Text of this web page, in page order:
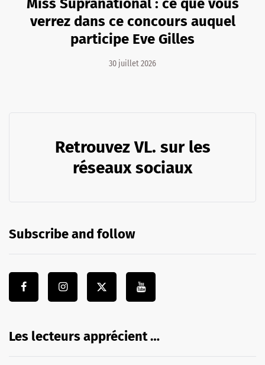
Miss Supranational : ce que vous
verrez dans ce concours auquel
participe Eve Gilles
30 juillet 2026
Retrouvez VL. sur les
réseaux sociaux
Subscribe and follow
Les lecteurs apprécient …